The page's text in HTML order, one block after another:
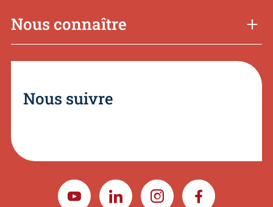
Nous connaître
Nous suivre
YOUTUBELINKEDININSTAGRAMFACEBOOK